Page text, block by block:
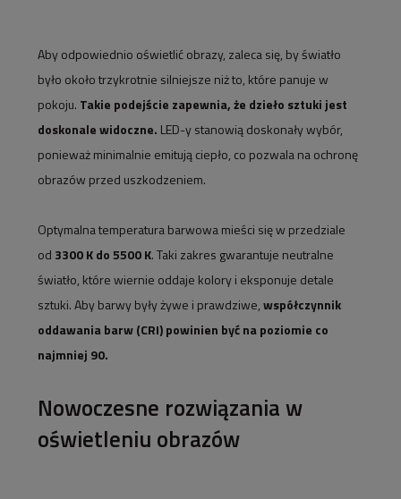
Aby odpowiednio oświetlić obrazy, zaleca się, by światło
było około trzykrotnie silniejsze niż to, które panuje w
pokoju. Takie podejście zapewnia, że dzieło sztuki jest
doskonale widoczne. LED-y stanowią doskonały wybór,
ponieważ minimalnie emitują ciepło, co pozwala na ochronę
obrazów przed uszkodzeniem.
Optymalna temperatura barwowa mieści się w przedziale
od 3300 K do 5500 K. Taki zakres gwarantuje neutralne
światło, które wiernie oddaje kolory i eksponuje detale
sztuki. Aby barwy były żywe i prawdziwe,współczynnik
oddawania barw (CRI) powinien być na poziomie co
najmniej 90.
Nowoczesne rozwiązania w
oświetleniu obrazów